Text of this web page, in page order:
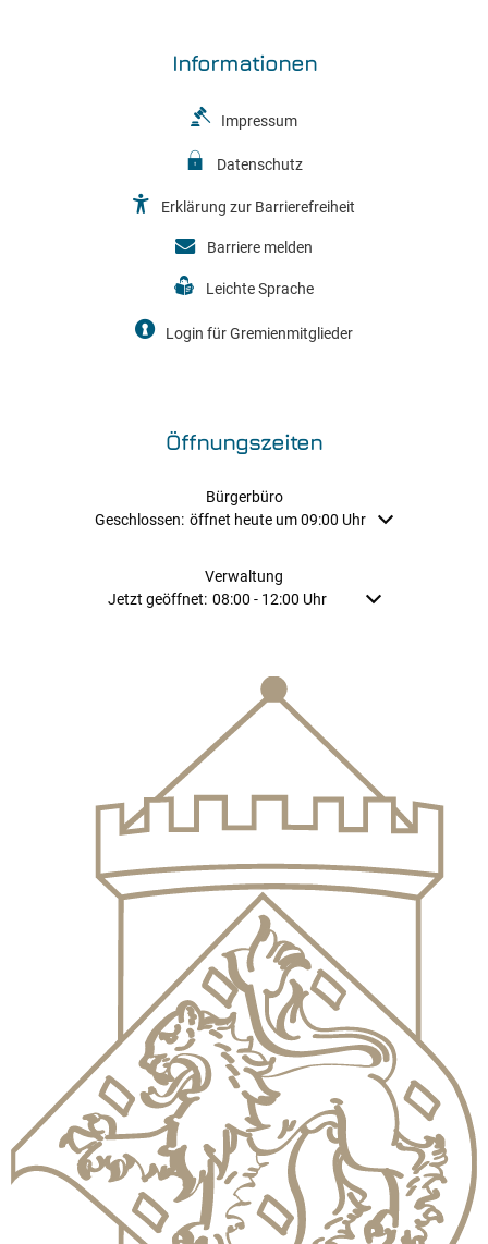
Informationen
Impressum
Datenschutz
Erklärung zur Barrierefreiheit
Barriere melden
Leichte Sprache
Login für Gremienmitglieder
Öffnungszeiten
Bürgerbüro
Klicken, um weitere Öffnungs- oder Schließzeiten
Geschlossen: öffnet heute um 09:00 Uhr
Verwaltung
Klicken, um weitere Öffnungs- oder Schließzeiten
Jetzt geöffnet: 08:00 - 12:00 Uhr Von 08:00 bis